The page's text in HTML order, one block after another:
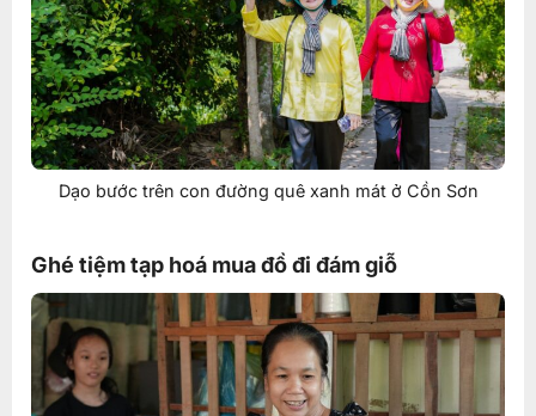
Dạo bước trên con đường quê xanh mát ở Cồn Sơn
Ghé tiệm tạp hoá mua đồ đi đám giỗ